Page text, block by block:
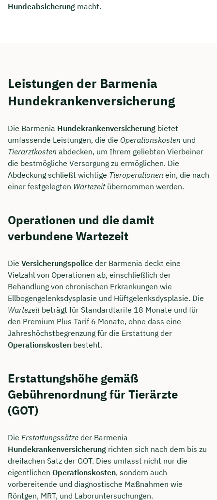
Hundeabsicherung macht.
Leistungen der Barmenia
Hundekrankenversicherung
Die Barmenia Hundekrankenversicherung bietet
umfassende Leistungen, die die Operationskosten und
Tierarztkosten abdecken, um Ihrem geliebten Vierbeiner
die bestmögliche Versorgung zu ermöglichen. Die
Abdeckung schließt wichtige Tieroperationen ein, die nach
einer festgelegten Wartezeitübernommen werden.
Operationen und die damit
verbundene Wartezeit
Die Versicherungspolice der Barmenia deckt eine
Vielzahl von Operationen ab, einschließlich der
Behandlung von chronischen Erkrankungen wie
Ellbogengelenksdysplasie und Hüftgelenksdysplasie. Die
Wartezeitbeträgt für Standardtarife 18 Monate und für
den Premium Plus Tarif 6 Monate, ohne dass eine
Jahreshöchstbegrenzung für die Erstattung der
Operationskosten besteht.
Erstattungshöhe gemäß
Gebührenordnung für Tierärzte
(GOT)
Die Erstattungssätze der Barmenia
Hundekrankenversicherung richten sich nach dem bis zu
dreifachen Satz der GOT. Dies umfasst nicht nur die
eigentlichen Operationskosten, sondern auch
vorbereitende und diagnostische Maßnahmen wie
Röntgen, MRT, und Laboruntersuchungen.
Jetzt persönliches
Beratungsgespräch mit Jonas
Ubben sichern 🤝
Wir beraten dich Montag bis Freitag von 8 bis